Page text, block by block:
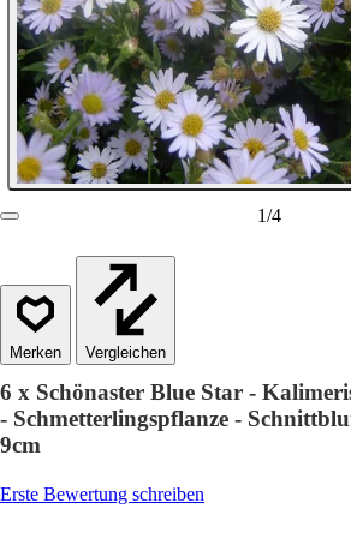
1/4
Vergleichen
6 x Schönaster Blue Star -
- Schmetterlingspflanze -
9cm
Erste Bewertung schreiben